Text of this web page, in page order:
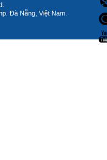
Đà Nẵng, Việt Nam.